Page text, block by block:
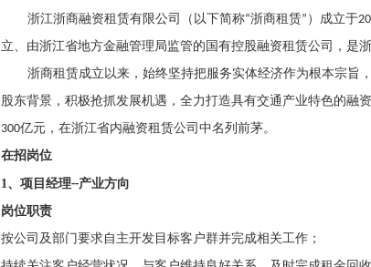
浙江浙商融资租赁有限公司（以下简称“浙商租赁” ）成立于
立、由浙江省地方金融管理局监管的国有控股融资租赁公司，是
浙商租赁成立以来，始终坚持把服务实体经济作为根本宗旨
股东背景，积极抢抓发展机遇，全力打造具有交通产业特色的融
300亿元，在浙江省内融资租赁公司中名列前茅。
在招岗位
1、 项目经理--产业方向
岗位职责
按公司及部门要求自主开发目标客户群并完成相关工作；